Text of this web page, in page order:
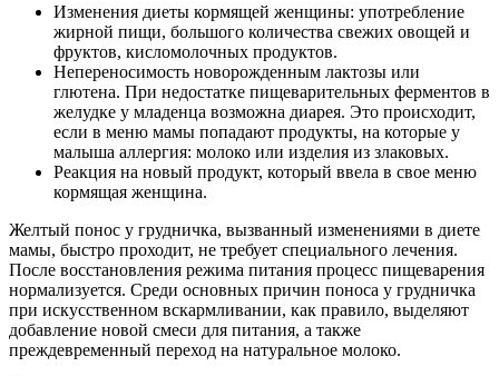
Изменения диеты кормящей женщины: употребление
жирной пищи, большого количества свежих овощей и
фруктов, кисломолочных продуктов.
Непереносимость новорожденным лактозы или
глютена. При недостатке пищеварительных ферментов в
желудке у младенца возможна диарея. Это происходит,
если в меню мамы попадают продукты, на которые у
малыша аллергия: молоко или изделия из злаковых.
Реакция на новый продукт, который ввела в свое меню
кормящая женщина.
Желтый понос у грудничка, вызванный изменениями в диете
мамы, быстро проходит, не требует специального лечения.
После восстановления режима питания процесс пищеварения
нормализуется. Среди основных причин поноса у грудничка
при искусственном вскармливании, как правило, выделяют
добавление новой смеси для питания, а также
преждевременный переход на натуральное молоко.